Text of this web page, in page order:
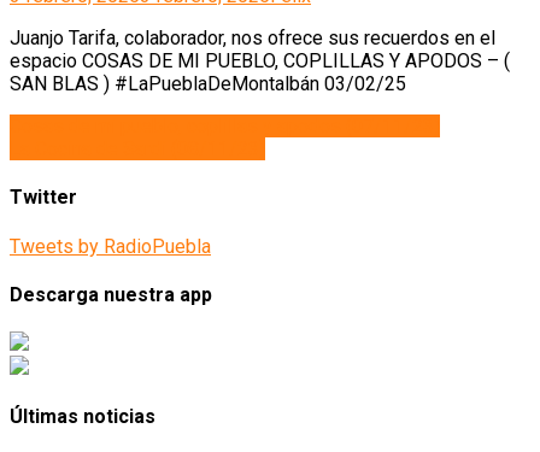
Juanjo Tarifa, colaborador, nos ofrece sus recuerdos en el
espacio COSAS DE MI PUEBLO, COPLILLAS Y APODOS – (
SAN BLAS ) #LaPueblaDeMontalbán 03/02/25
de
entradas
Twitter
Tweets by RadioPuebla
Descarga nuestra app
Últimas noticias